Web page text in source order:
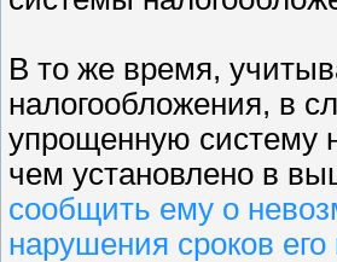
В то же время,
налогообложения, в
упрощенную систему
чем установлено в
сообщить ему о
нарушения сроков его